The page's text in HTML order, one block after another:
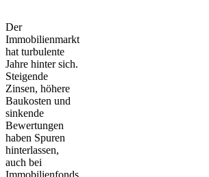
Der
Immobilienmarkt
hat turbulente
Jahre hinter sich.
Steigende
Zinsen, höhere
Baukosten und
sinkende
Bewertungen
haben Spuren
hinterlassen,
auch bei